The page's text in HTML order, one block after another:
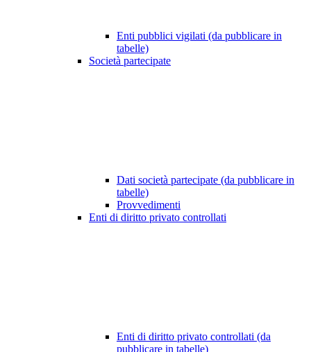
Enti pubblici vigilati (da pubblicare in
tabelle)
Società partecipate
Dati società partecipate (da pubblicare in
tabelle)
Provvedimenti
Enti di diritto privato controllati
Enti di diritto privato controllati (da
pubblicare in tabelle)